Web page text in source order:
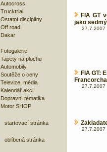
Autocross
Trucktrial
Ostatní disciplíny
Off road
Dakar
Fotogalerie
Tapety na plochu
Automobily
Soutěže o ceny
Televize, média
Kalendář akcí
Dopravní tématika
Motor SHOP
startovací stránka
oblíbená stránka
FIA GT
jako sedmý
27.7.2007
FIA GT:
27.7.2007
27.7.2007